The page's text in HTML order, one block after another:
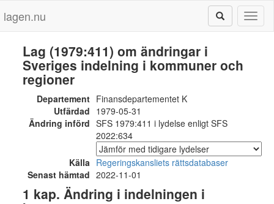
lagen.nu
Lag (1979:411) om ändringar i
Sveriges indelning i kommuner och
regioner
Departement Finansdepartementet K
Utfärdad 1979-05-31
Ändring införd SFS 1979:411 i lydelse enligt SFS
2022:634
Källa Regeringskansliets rättsdatabaser
Senast hämtad 2022-11-01
1 kap. Ändring i indelningen i